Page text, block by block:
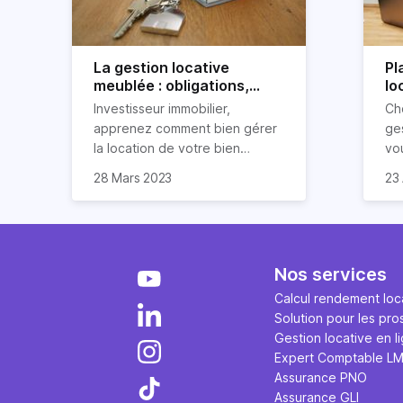
La gestion locative
meublée : obligations,
avantages et
inconvénients
Investisseur immobilier,
apprenez comment bien gérer
la location de votre bien
quelles sont vos obligations en
avantages et inconvénients
28 Mars 2023 23
Nos services
Calcul rendement
Solution pour les
Gestion locative en
Expert Comptable
Assurance PNO
Assurance GLI